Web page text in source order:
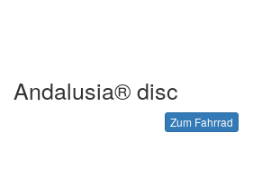
Andalusia® disc
Zum Fahrrad